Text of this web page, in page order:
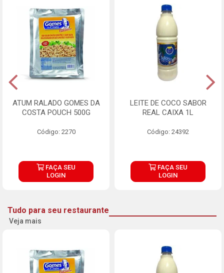
ATUM RALADO GOMES DA
COSTA POUCH 500G
Código: 2270
FAÇA SEU
LOGIN
LEITE DE COCO SABOR
REAL CAIXA 1L
Código: 24392
FAÇA SEU
LOGIN
Tudo para seu restaurante
Veja mais